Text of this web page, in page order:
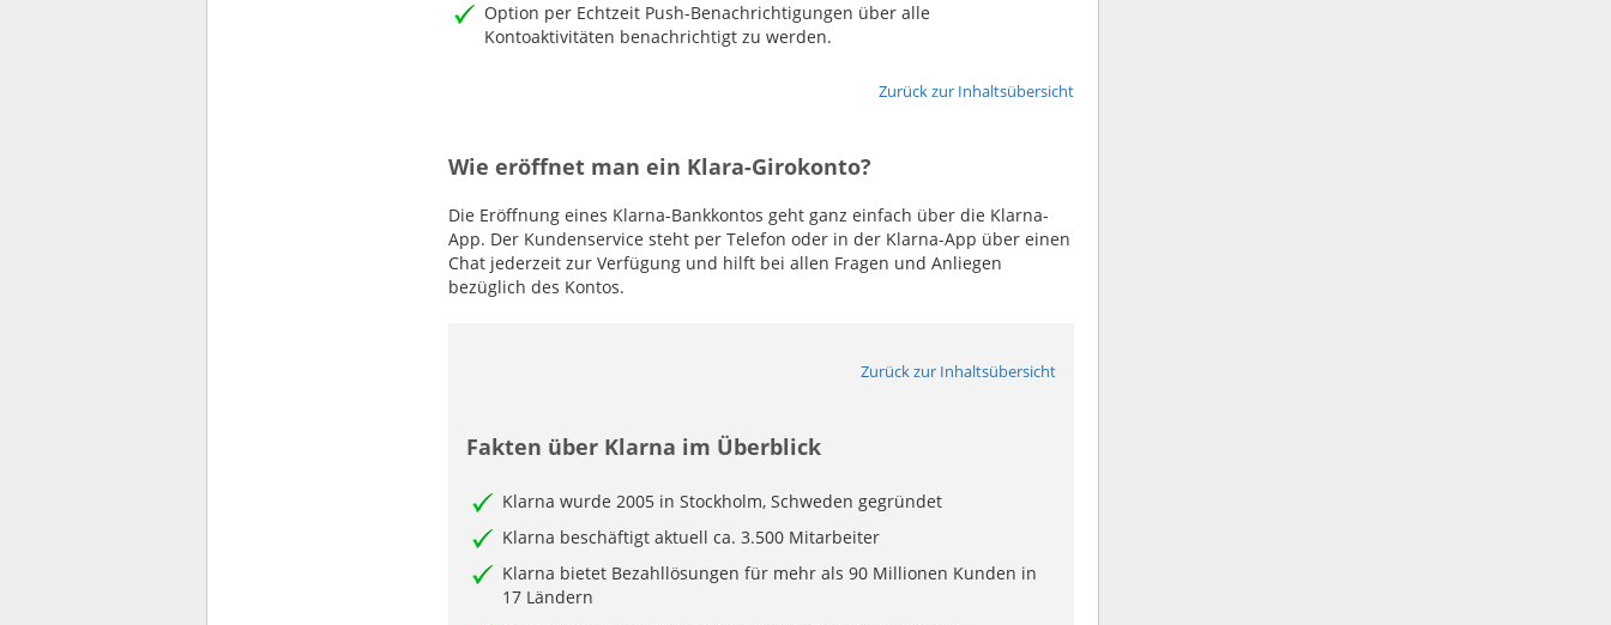
Option per Echtzeit Push-Benachrichtigungen über alle
Kontoaktivitäten benachrichtigt zu werden.
Zurück zur Inhaltsübersicht
Wie eröffnet man ein Klara-Girokonto?
Die Eröffnung eines Klarna-Bankkontos geht ganz einfach über die Klarna-
App. Der Kundenservice steht per Telefon oder in der Klarna-App über einen
Chat jederzeit zur Verfügung und hilft bei allen Fragen und Anliegen
bezüglich des Kontos.
Zurück zur Inhaltsübersicht
Fakten über Klarna im Überblick
Klarna wurde 2005 in Stockholm, Schweden gegründet
Klarna beschäftigt aktuell ca. 3.500 Mitarbeiter
Klarna bietet Bezahllösungen für mehr als 90 Millionen Kunden in
17 Ländern